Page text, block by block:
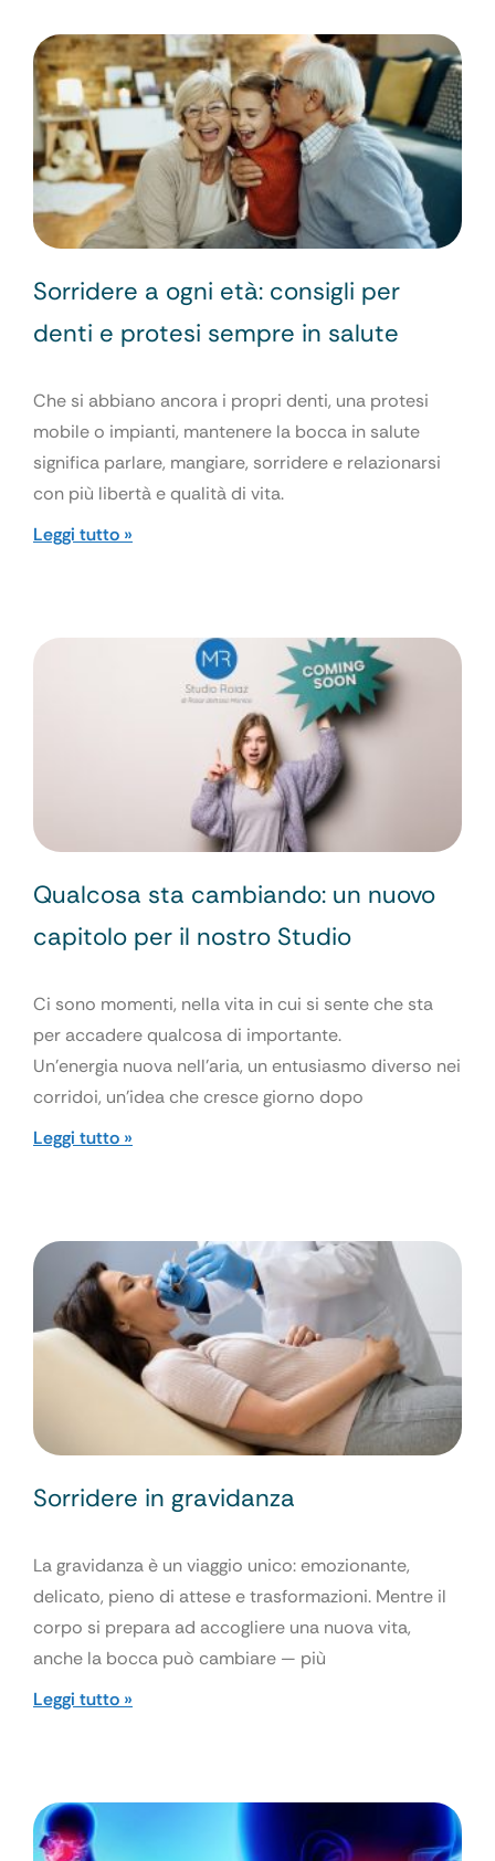
Sorridere a ogni età: consigli per
denti e protesi sempre in salute
Che si abbiano ancora i propri denti, una protesi
mobile o impianti, mantenere la bocca in salute
significa parlare, mangiare, sorridere e relazionarsi
con più libertà e qualità di vita.
Leggi tutto »
Qualcosa sta cambiando: un nuovo
capitolo per il nostro Studio
Ci sono momenti, nella vita in cui si sente che sta
per accadere qualcosa di importante.
Un’energia nuova nell’aria, un entusiasmo diverso nei
corridoi, un’idea che cresce giorno dopo
Leggi tutto »
Sorridere in gravidanza
La gravidanza è un viaggio unico: emozionante,
delicato, pieno di attese e trasformazioni. Mentre il
corpo si prepara ad accogliere una nuova vita,
anche la bocca può cambiare — più
Leggi tutto »